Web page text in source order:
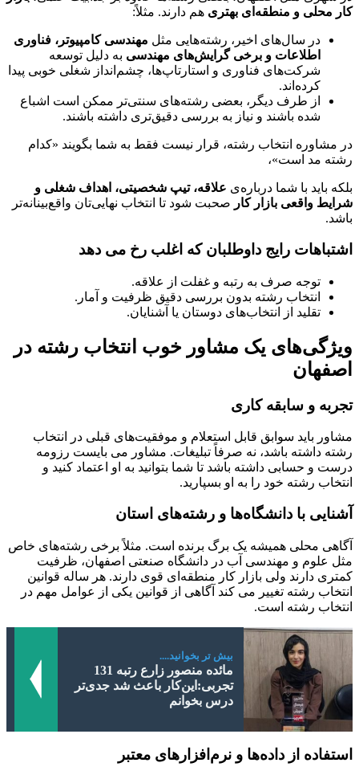
کار محلی و منطقه‌ای بهتری هم دارند. مثلاً:
در سال‌های اخیر، رشته‌هایی مثل مهندسی کامپیوتر، فناوری
اطلاعات و برخی گرایش‌های مهندسی به دلیل توسعه
شرکت‌های فناوری و استارتاپ‌ها، چشم‌انداز شغلی خوبی پیدا
کرده‌اند.
از طرف دیگر، بعضی رشته‌های سنتی‌تر ممکن است اشباع
شده باشند و نیاز به بررسی دقیق‌تری داشته باشند.
در مشاوره انتخاب رشته، قرار نیست فقط به شما بگویند «کدام
رشته مد است»،
بلکه باید با شما درباره‌ی علاقه، تیپ شخصیتی، اهداف شغلی و
شرایط واقعی بازار کار صحبت شود تا انتخاب نهایی‌تان واقع‌بینانه‌تر
باشد.
اشتباهات رایج داوطلبان که اغلب رخ می دهد
توجه صرف به رتبه و غفلت از علاقه.
انتخاب رشته بدون بررسی دقیق ظرفیت و آمار.
تقلید از انتخاب‌های دوستان یا آشنایان.
ویژگی‌های یک مشاور خوب انتخاب رشته در
اصفهان
تجربه و سابقه کاری
مشاور باید سوابق قابل استعلام و موفقیت‌های قبلی در انتخاب
رشته داشته باشد، نه صرفاً تبلیغات. مشاور می بایست رزومه
درست و حسابی داشته باشد تا شما بتوانید به او اعتماد کنید و
انتخاب رشته خود را به او بسپارید.
آشنایی با دانشگاه‌ها و رشته‌های استان
آگاهی محلی همیشه یک برگ برنده است. مثلاً برخی رشته‌های خاص
مثل علوم و مهندسی آب در دانشگاه صنعتی اصفهان، ظرفیت
کمتری دارند ولی بازار کار منطقه‌ای قوی دارند. هر ساله قوانین
انتخاب رشته تغییر می کند آگاهی از قوانین یکی از عوامل مهم در
انتخاب رشته است.
بیش تر بخوانید....
مائده منصور زارع رتبه 131
تجربی:این‌کار باعث شد جدی‌تر
درس بخوانم
استفاده از داده‌ها و نرم‌افزارهای معتبر